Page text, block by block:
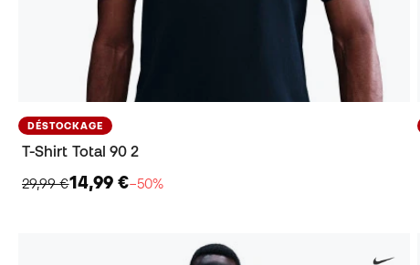
DÉSTOCKAGE
T-Shirt Total 90 2
29,99 €14,99 €−50%